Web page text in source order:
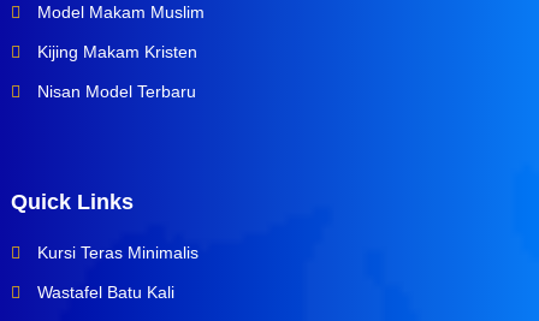
Model Makam Muslim
Kijing Makam Kristen
Nisan Model Terbaru
Quick Links
Kursi Teras Minimalis
Wastafel Batu Kali